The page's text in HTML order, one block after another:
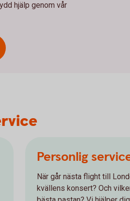
hjälp genom vår
Personlig
När går nästa flight till
kvällens konsert? Och